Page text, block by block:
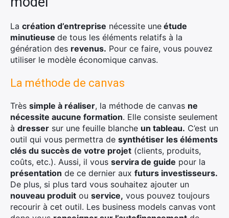
La création d’entreprise nécessite une étude
minutieuse de tous les éléments relatifs à la
génération des revenus. Pour ce faire, vous pouvez
utiliser le modèle économique canvas.
La méthode de canvas
Très simple à réaliser, la méthode de canvas ne
nécessite aucune formation. Elle consiste seulement
à dresser sur une feuille blanche un tableau. C’est un
outil qui vous permettra de synthétiser les éléments
clés du succès de votre projet (clients, produits,
coûts, etc.). Aussi, il vous servira de guide pour la
présentation de ce dernier aux futurs investisseurs.
De plus, si plus tard vous souhaitez ajouter un
nouveau produit ou service, vous pouvez toujours
recourir à cet outil. Les business models canvas vont